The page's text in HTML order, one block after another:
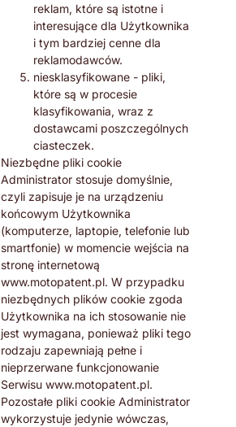
reklam, które są istotne i
interesujące dla Użytkownika
i tym bardziej cenne dla
reklamodawców.
niesklasyfikowane - pliki,
które są w procesie
klasyfikowania, wraz z
dostawcami poszczególnych
ciasteczek.
Niezbędne pliki cookie
Administrator stosuje domyślnie,
czyli zapisuje je na urządzeniu
końcowym Użytkownika
(komputerze, laptopie, telefonie lub
smartfonie) w momencie wejścia na
stronę internetową
www.motopatent.pl. W przypadku
niezbędnych plików cookie zgoda
Użytkownika na ich stosowanie nie
jest wymagana, ponieważ pliki tego
rodzaju zapewniają pełne i
nieprzerwane funkcjonowanie
Serwisu www.motopatent.pl.
Pozostałe pliki cookie Administrator
wykorzystuje jedynie wówczas,